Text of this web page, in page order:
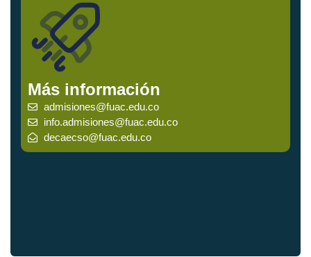
Más información
admisiones@fuac.edu.co
info.admisiones@fuac.edu.co
decaecso@fuac.edu.co